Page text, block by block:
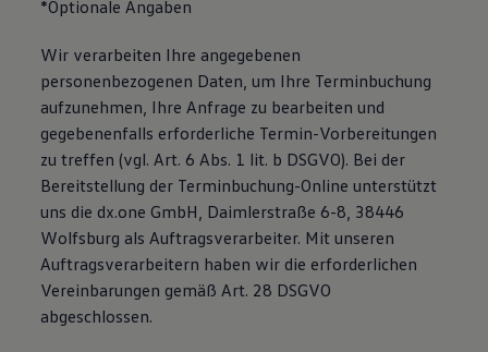
*Optionale Angaben
Wir verarbeiten Ihre angegebenen
personenbezogenen Daten, um Ihre Terminbuchung
aufzunehmen, Ihre Anfrage zu bearbeiten und
gegebenenfalls erforderliche Termin-Vorbereitungen
zu treffen (vgl. Art. 6 Abs. 1 lit. b DSGVO). Bei der
Bereitstellung der Terminbuchung-Online unterstützt
uns die dx.one GmbH, Daimlerstraße 6-8, 38446
Wolfsburg als Auftragsverarbeiter. Mit unseren
Auftragsverarbeitern haben wir die erforderlichen
Vereinbarungen gemäß Art. 28 DSGVO
abgeschlossen.